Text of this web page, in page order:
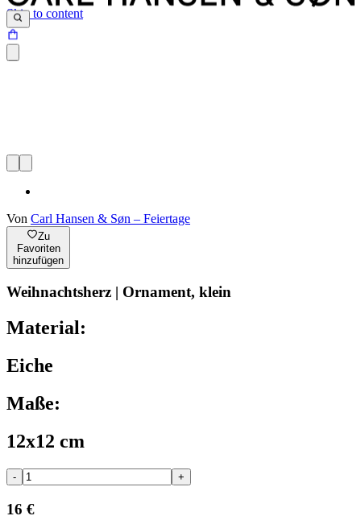
Skip to content
Von Carl Hansen & Søn – Feiertage
Zu
Favoriten
hinzufügen
Weihnachtsherz | Ornament, klein
Material:
Eiche
Maße:
12x12 cm
- +
16 €